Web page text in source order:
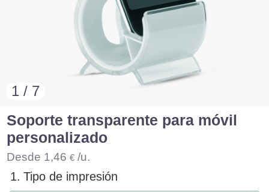
1 / 7
Soporte transparente para móvil
personalizado
Desde 1,46 € /u.
1. Tipo de impresión